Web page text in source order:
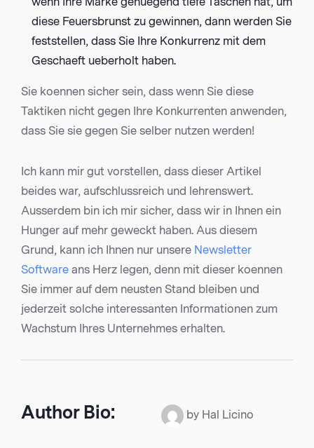
diese Feuersbrunst zu gewinnen, dann werden Sie
feststellen, dass Sie Ihre Konkurrenz mit dem
Geschaeft ueberholt haben.
Sie koennen sicher sein, dass wenn Sie diese
Taktiken nicht gegen Ihre Konkurrenten anwenden,
dass Sie sie gegen Sie selber nutzen werden!
Ich kann mir gut vorstellen, dass dieser Artikel
beides war, aufschlussreich und lehrenswert.
Ausserdem bin ich mir sicher, dass wir in Ihnen ein
Hunger auf mehr geweckt haben. Aus diesem
Grund, kann ich Ihnen nur unsere Newsletter
Software ans Herz legen, denn mit dieser koennen
Sie immer auf dem neusten Stand bleiben und
jederzeit solche interessanten Informationen zum
Wachstum Ihres Unternehmes erhalten.
Author Bio: by Hal Licino